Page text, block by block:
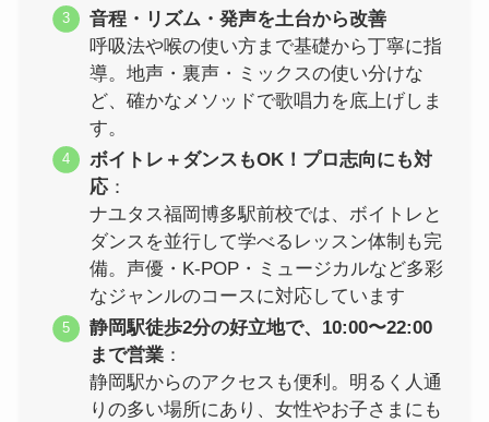
音程・リズム・発声を土台から改善
呼吸法や喉の使い方まで基礎から丁寧に指
導。地声・裏声・ミックスの使い分けな
ど、確かなメソッドで歌唱力を底上げしま
す。
ボイトレ＋ダンスもOK！プロ志向にも対
応 ：
ナユタス福岡博多駅前校では、ボイトレと
ダンスを並行して学べるレッスン体制も完
備。声優・K-POP・ミュージカルなど多彩
なジャンルのコースに対応しています
静岡駅徒歩2分の好立地で、10:00〜22:00
まで営業 ：
静岡駅からのアクセスも便利。明るく人通
りの多い場所にあり、女性やお子さまにも